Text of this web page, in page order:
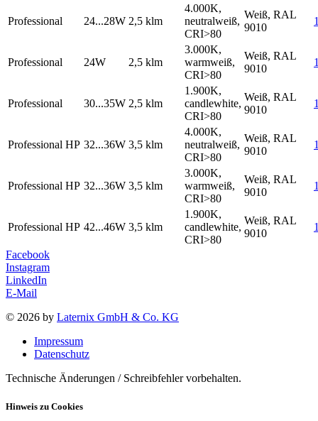
Professional 24...28W 2,5 klm
4.000K,
neutralweiß,
CRI>80
Weiß, RAL
9010
Professional 24W 2,5 klm
3.000K,
warmweiß,
CRI>80
Weiß, RAL
9010
Professional 30...35W 2,5 klm
1.900K,
candlewhite,
CRI>80
Weiß, RAL
9010
Professional HP 32...36W 3,5 klm
4.000K,
neutralweiß,
CRI>80
Weiß, RAL
9010
Professional HP 32...36W 3,5 klm
3.000K,
warmweiß,
CRI>80
Weiß, RAL
9010
Professional HP 42...46W 3,5 klm
1.900K,
candlewhite,
CRI>80
Weiß, RAL
9010
Facebook
Instagram
LinkedIn
E-Mail
© 2026 by Laternix GmbH & Co. KG
Impressum
Datenschutz
Technische Änderungen / Schreibfehler vorbehalten.
Hinweis zu Cookies